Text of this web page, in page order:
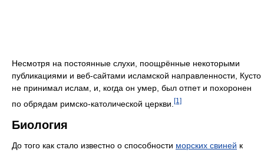
Несмотря на постоянные слухи, поощрённые некоторыми
публикациями и веб-сайтами исламской направленности, Кусто
не принимал ислам, и, когда он умер, был отпет и похоронен
по обрядам римско-католической церкви. [1]
Биология
До того как стало известно о способности морских свиней к